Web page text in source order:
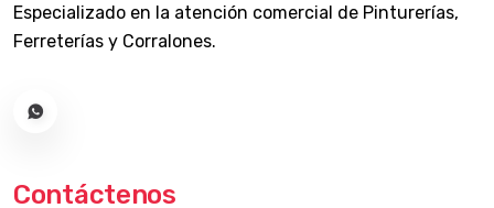
Especializado en la atención comercial de Pinturerías,
Ferreterías y Corralones.
Contáctenos